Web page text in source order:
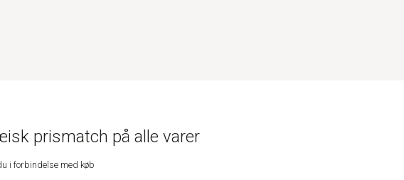
prismatch på alle varer
i forbindelse med køb